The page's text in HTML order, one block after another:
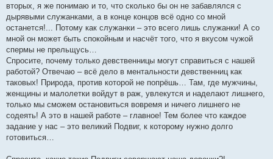
вторых, я же понимаю и то, что сколько бы он не забавлялся с
дырявыми служанками, а в конце концов всё одно со мной
останется!... Потому как служанки – это всего лишь служанки! А со
мной он может быть спокойным и насчёт того, что я вкусом чужой
спермы не прельщусь…
Спросите, почему только девственницы могут справиться с нашей
работой? Отвечаю – всё дело в ментальности девственниц как
таковых! Природа, против которой не попрёшь… Там, где мужчины,
женщины и малолетки войдут в раж, увлекутся и наделают лишнего,
только мы сможем остановиться вовремя и ничего лишнего не
содеять! А это в нашей работе – главное! Тем более что каждое
задание у нас – это великий Подвиг, к которому нужно долго
готовиться…